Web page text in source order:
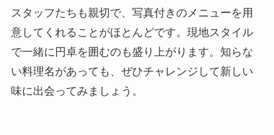
スタッフたちも親切で、写真付きのメニューを用
意してくれることがほとんどです。現地スタイル
で一緒に円卓を囲むのも盛り上がります。知らな
い料理名があっても、ぜひチャレンジして新しい
味に出会ってみましょう。